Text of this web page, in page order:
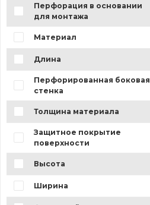
Перфорация в основании
для монтажа
Материал
Длина
Перфорированная боковая
стенка
Толщина материала
Защитное покрытие
поверхности
Высота
Ширина